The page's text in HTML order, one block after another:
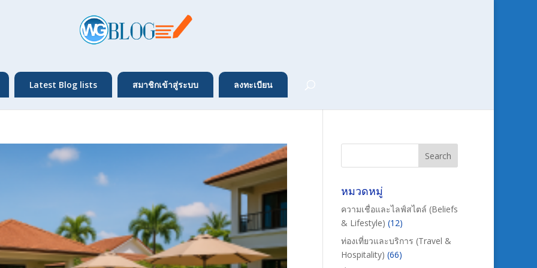
Latest Blog lists สมาชิกเข้าสู่ระบบ ลงทะเบียน
หมวดหมู่
ความเชื่อและไลฟ์สไตล์ (Beliefs
& Lifestyle) (12)
ท่องเที่ยวและบริการ (Travel &
Hospitality) (66)